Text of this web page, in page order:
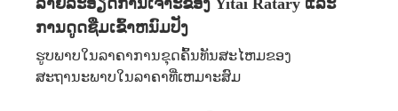
ລາຍລະອຽດການເຈາະຂອງ Yitai Ratary ແລະ
ການດູດຊືມເຂົ້າຫນົມປັງ
ຮູບພາບໃນລາຄາການຂຸດຄົ້ນທັນສະໄຫມຂອງ
ສະຖານະພາບໃນລາຄາທີ່ເຫມາະສົມ